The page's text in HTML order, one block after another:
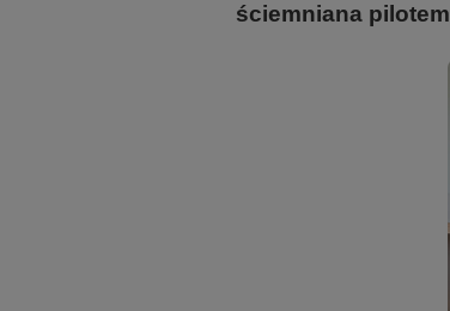
ściemniana pilotem